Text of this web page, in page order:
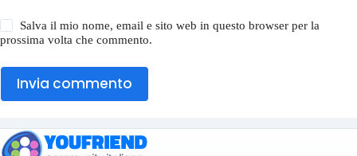
Salva il mio nome, email e sito web in questo browser per la
prossima volta che commento.
Invia commento